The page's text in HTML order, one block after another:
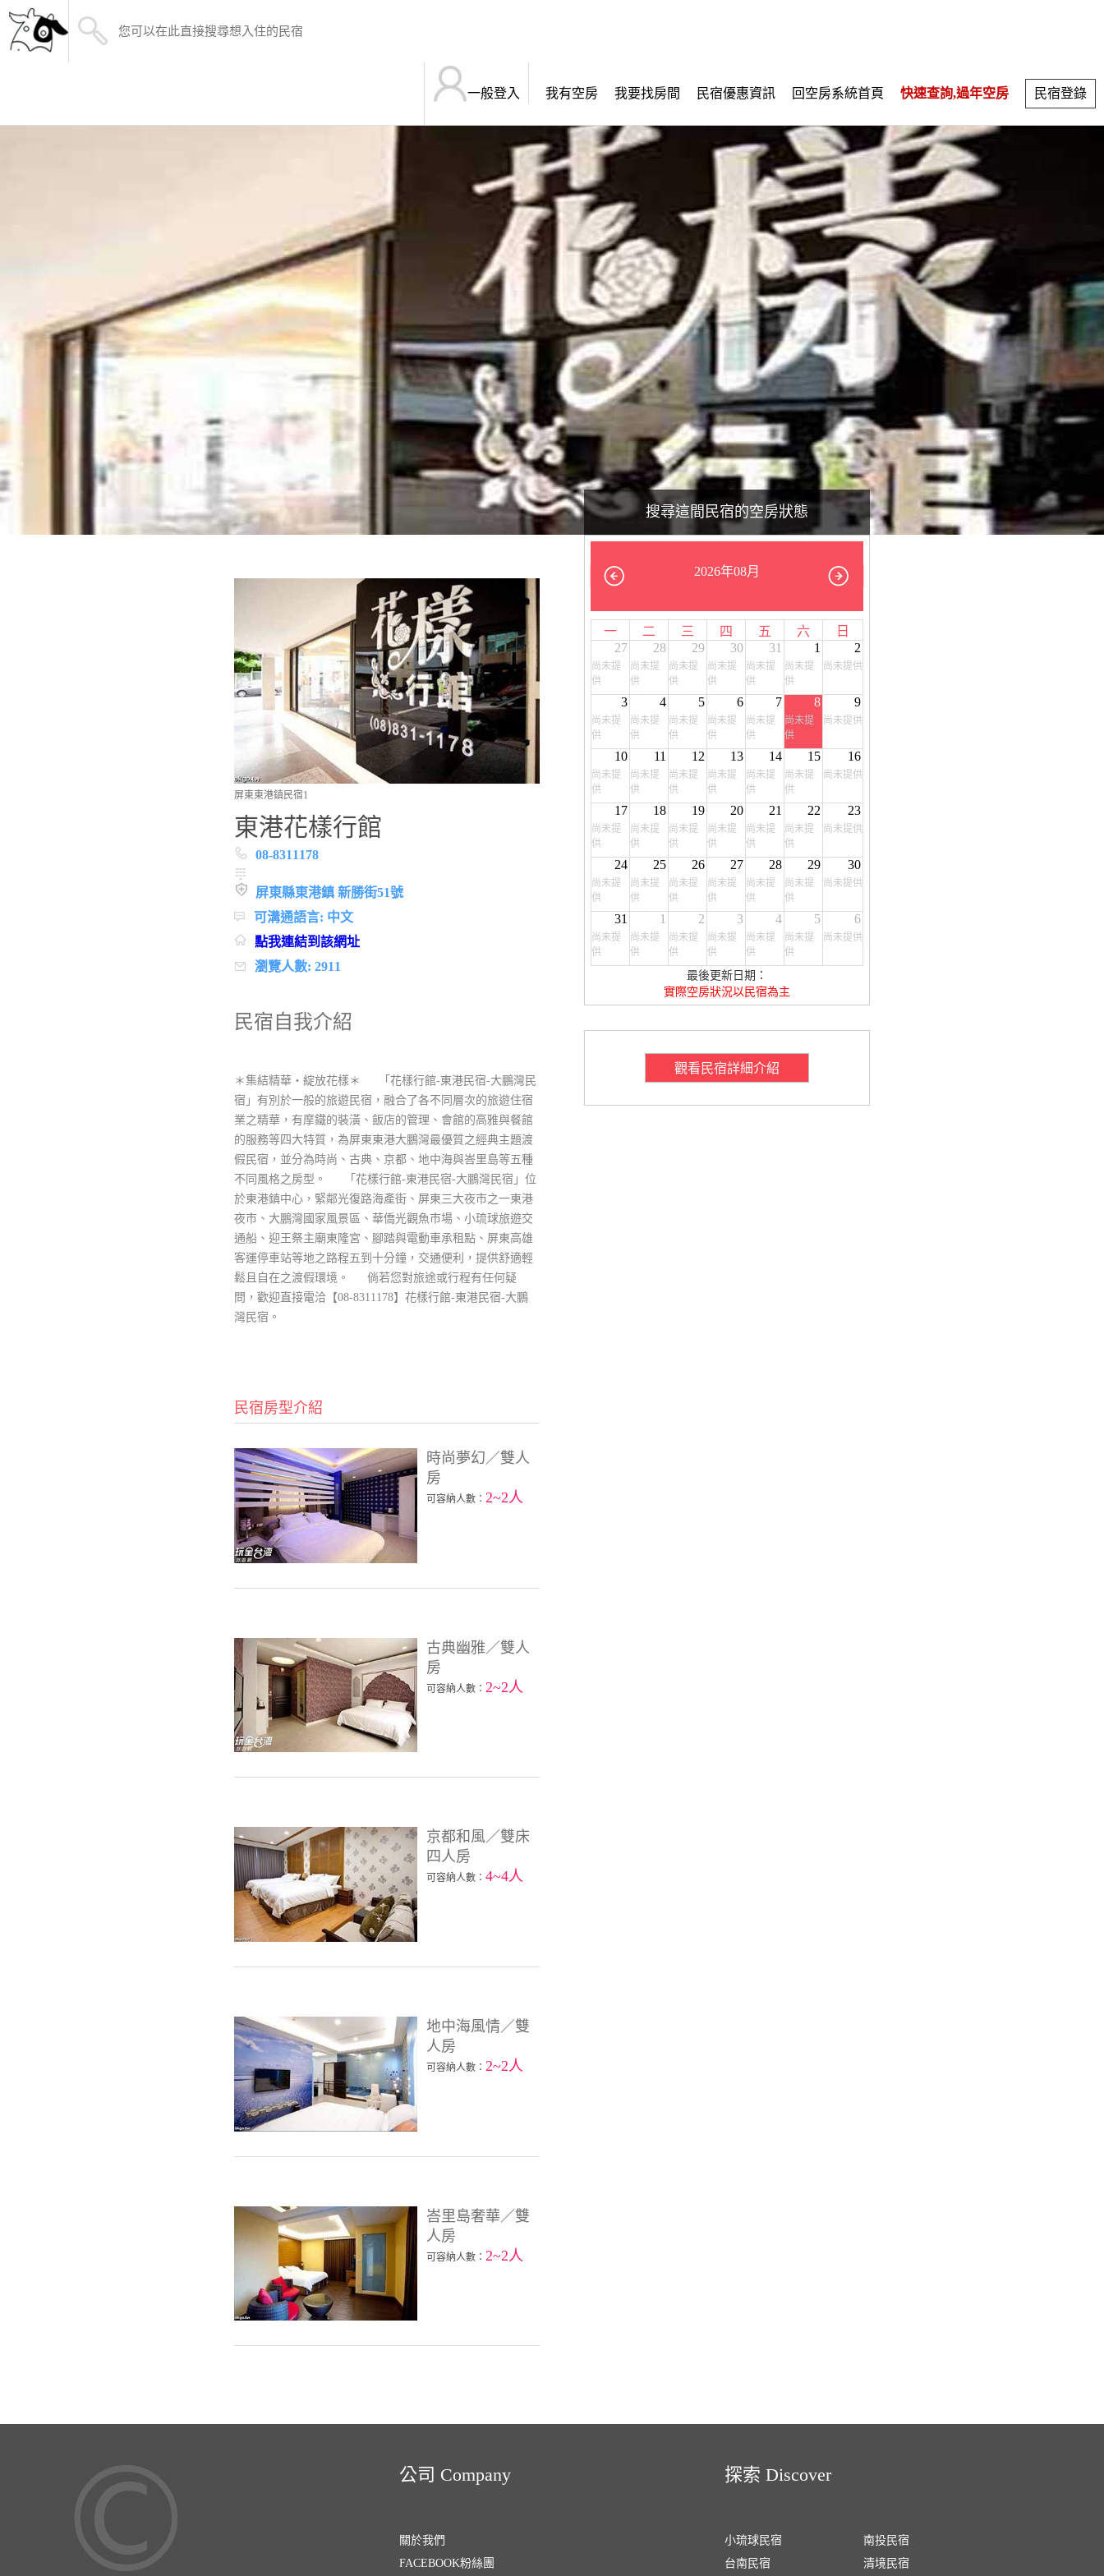
一般登入 我有空房 我要找房間 民宿優惠資訊 回空房系統首頁 快速查詢,過年空房 民宿登錄
搜尋這間民宿的空房狀態
2026年08月
一 二 三 四 五 六
日
27
尚未提
供
28
尚未提
供
29
尚未提
供
30
尚未提
供
31
尚未提
供
1
尚未提
供
2
尚未提供
3
尚未提
供
4
尚未提
供
5
尚未提
供
6
尚未提
供
7
尚未提
供
8
尚未提
供
9
尚未提供
10
尚未提
供
11
尚未提
供
12
尚未提
供
13
尚未提
供
14
尚未提
供
15
尚未提
供
16
尚未提供
17
尚未提
供
18
尚未提
供
19
尚未提
供
20
尚未提
供
21
尚未提
供
22
尚未提
供
23
尚未提供
24
尚未提
供
25
尚未提
供
26
尚未提
供
27
尚未提
供
28
尚未提
供
29
尚未提
供
30
尚未提供
31
尚未提
供
1
尚未提
供
2
尚未提
供
3
尚未提
供
4
尚未提
供
5
尚未提
供
6
尚未提供
最後更新日期：
實際空房狀況以民宿為主
觀看民宿詳細介紹
屏東東港鎮民宿1
東港花樣行館
08-8311178
屏東縣東港鎮 新勝街51號
可溝通語言: 中文
點我連結到該網址
瀏覽人數: 2911
民宿自我介紹
＊集結精華‧綻放花樣＊ 「花樣行館-東港民宿-大鵬灣民
宿」有別於一般的旅遊民宿，融合了各不同層次的旅遊住宿
業之精華，有摩鐵的裝潢、飯店的管理、會館的高雅與餐館
的服務等四大特質，為屏東東港大鵬灣最優質之經典主題渡
假民宿，並分為時尚、古典、京都、地中海與峇里島等五種
不同風格之房型。 「花樣行館-東港民宿-大鵬灣民宿」位
於東港鎮中心，緊鄰光復路海產街、屏東三大夜市之一東港
夜市、大鵬灣國家風景區、華僑光觀魚市場、小琉球旅遊交
通船、迎王祭主廟東隆宮、腳踏與電動車承租點、屏東高雄
客運停車站等地之路程五到十分鐘，交通便利，提供舒適輕
鬆且自在之渡假環境。 倘若您對旅途或行程有任何疑
問，歡迎直接電洽【08-8311178】花樣行館-東港民宿-大鵬
灣民宿。
民宿房型介紹
時尚夢幻／雙人
房
可容納人數： 2~2人
古典幽雅／雙人
房
可容納人數： 2~2人
京都和風／雙床
四人房
可容納人數： 4~4人
地中海風情／雙
人房
可容納人數： 2~2人
峇里島奢華／雙
人房
可容納人數： 2~2人
公司 Company
關於我們
FACEBOOK粉絲團
探索 Discover
小琉球民宿
台南民宿
南投民宿
清境民宿